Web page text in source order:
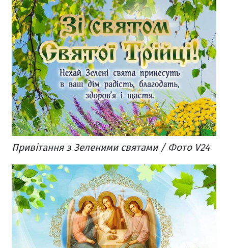
Привітання з Зеленими святами / Фото V24